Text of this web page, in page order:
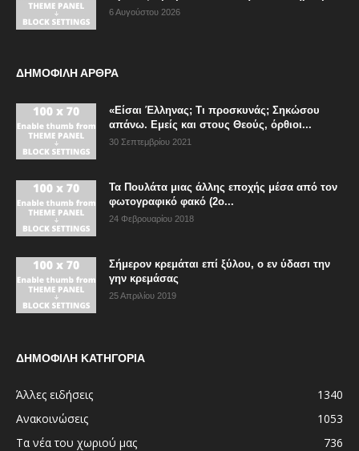
6 Αυγούστου 2026
ΔΗΜΟΦΙΛΗ ΑΡΘΡΑ
«Είσαι Έλληνας; Τι προσκυνάς; Σηκώσου
απάνω. Εμείς και στους Θεούς, όρθιοι...
30 Σεπτεμβρίου 2021
Τα Πουλάτα μιας άλλης εποχής μέσα από τον
φωτογραφικό φακό (2ο...
24 Φεβρουαρίου 2018
Σήμερον κρεμάται επί ξύλου, ο εν ύδασι την
γην κρεμάσας
25 Απριλίου 2019
ΔΗΜΟΦΙΛΗ ΚΑΤΗΓΟΡΙΑ
Άλλες ειδήσεις
1340
Ανακοινώσεις
1053
Τα νέα του χωριού μας
736